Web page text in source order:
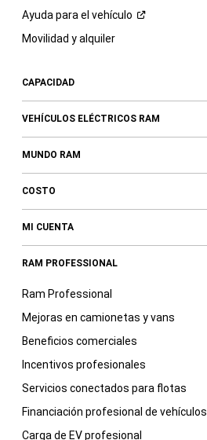
Ayuda para el vehículo
Movilidad y alquiler
CAPACIDAD
VEHÍCULOS ELÉCTRICOS RAM
MUNDO RAM
COSTO
MI CUENTA
RAM PROFESSIONAL
Ram Professional
Mejoras en camionetas y vans
Beneficios comerciales
Incentivos profesionales
Servicios conectados para flotas
Financiación profesional de vehículos
Carga de EV profesional